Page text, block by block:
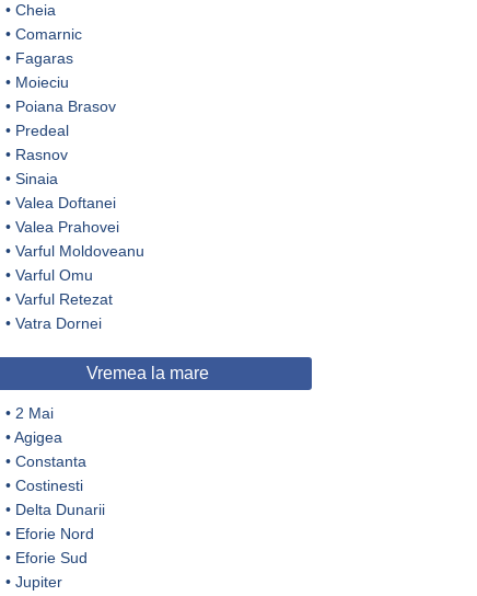
• Cheia
• Comarnic
• Fagaras
• Moieciu
• Poiana Brasov
• Predeal
• Rasnov
• Sinaia
• Valea Doftanei
• Valea Prahovei
• Varful Moldoveanu
• Varful Omu
• Varful Retezat
• Vatra Dornei
Vremea la mare
• 2 Mai
•Agigea
• Constanta
• Costinesti
• Delta Dunarii
• Eforie Nord
• Eforie Sud
• Jupiter